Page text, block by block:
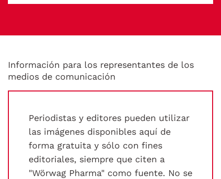
Información para los representantes de los
medios de comunicación
Periodistas y editores pueden utilizar
las imágenes disponibles aquí de
forma gratuita y sólo con fines
editoriales, siempre que citen a
"Wörwag Pharma" como fuente. No se